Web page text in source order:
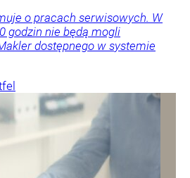
o pracach serwisowych. W
godzin nie będą mogli
dostępnego w systemie